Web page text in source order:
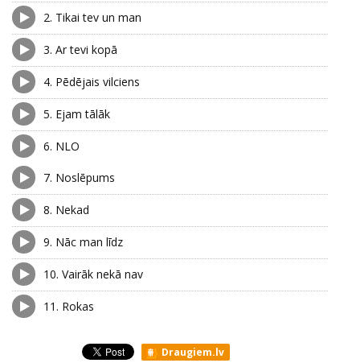
2. Tikai tev un man
3. Ar tevi kopā
4. Pēdējais vilciens
5. Ejam tālāk
6. NLO
7. Noslēpums
8. Nekad
9. Nāc man līdz
10. Vairāk nekā nav
11. Rokas
Draugiem.lv